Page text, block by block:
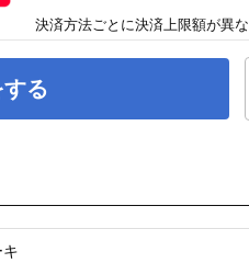
る
決済方法ごとに決済上限額が異な